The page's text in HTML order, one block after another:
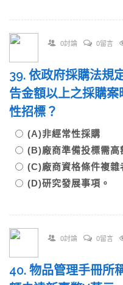
0討論 0留言
39. 依政府採購法規
告金額以上之採購
性招標？
(A)非經常性採購
(B)廠商準備投標需
(C)廠商資格條件複
(D)研究發展事項。
0討論 0留言
40. 物品管理手冊所